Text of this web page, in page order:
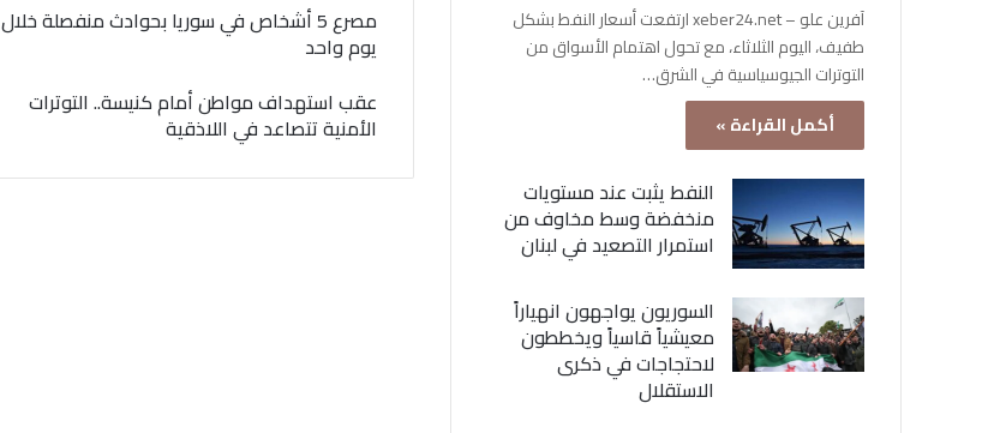
آفرين علو – xeber24.net ارتفعت أسعار النفط بشكل
طفيف، اليوم الثلاثاء، مع تحول اهتمام الأسواق من
التوترات الجيوسياسية في الشرق…
أكمل القراءة »
النفط يثبت عند مستويات
منخفضة وسط مخاوف من
استمرار التصعيد في لبنان
السوريون يواجهون انهياراً
معيشياً قاسياً ويخططون
لاحتجاجات في ذكرى
الاستقلال
مصرع 5 أشخاص في سوريا بحوادث منفصلة خلال
يوم واحد
عقب استهداف مواطن أمام كنيسة.. التوترات
الأمنية تتصاعد في اللاذقية